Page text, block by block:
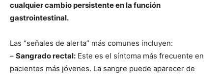
cualquier cambio persistente en la función
gastrointestinal.
Las “señales de alerta” más comunes incluyen:
– Sangrado rectal: Este es el síntoma más frecuente en
pacientes más jóvenes. La sangre puede aparecer de